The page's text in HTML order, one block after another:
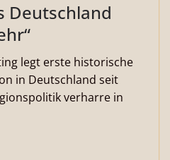
Deutschland
legt erste historische
in Deutschland seit
verharre in